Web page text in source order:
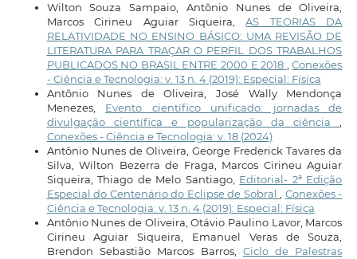
Wilton Souza Sampaio, Antônio Nunes de Oliveira,
Marcos Cirineu Aguiar Siqueira,AS TEORIAS DA
RELATIVIDADE NO ENSINO BÁSICO: UMA REVISÃO DE
LITERATURA PARA TRAÇAR O PERFIL DOS TRABALHOS
PUBLICADOS NO BRASIL ENTRE 2000 E 2018 ,Conexões
- Ciência e Tecnologia: v. 13 n. 4 (2019): Especial: Física
Antônio Nunes de Oliveira, José Wally Mendonça
Menezes, Evento científico unificado: jornadas de
divulgação científica e popularização da ciência,
Conexões - Ciência e Tecnologia: v. 18 (2024)
Antônio Nunes de Oliveira, George Frederick Tavares da
Silva, Wilton Bezerra de Fraga, Marcos Cirineu Aguiar
Siqueira, Thiago de Melo Santiago, Editorial- 2ª Edição
Especial do Centenário do Eclipse de Sobral, Conexões -
Ciência e Tecnologia: v. 13 n. 4 (2019): Especial: Física
Antônio Nunes de Oliveira, Otávio Paulino Lavor, Marcos
Cirineu Aguiar Siqueira, Emanuel Veras de Souza,
Brendon Sebastião Marcos Barros, Ciclo de Palestras